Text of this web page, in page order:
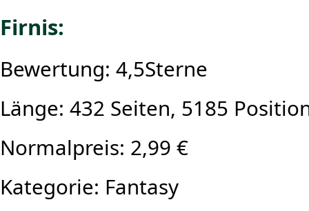
Firnis:
Bewertung: 4,5Sterne
Länge: 432 Seiten, 5185
Normalpreis: 2,99 €
Kategorie: Fantasy